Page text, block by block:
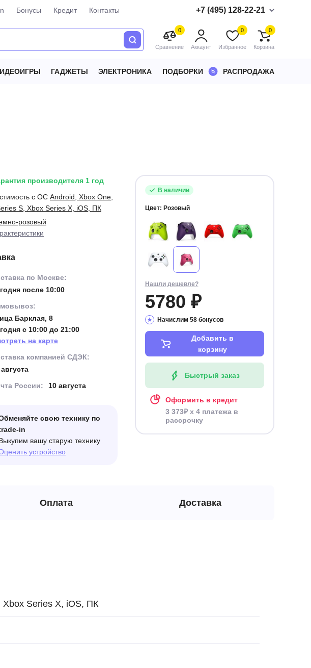
Бонусы Кредит Контакты +7 (495) 128-22-21
0
Сравнение Аккаунт
0
Избранное
0
Корзина
ГАДЖЕТЫ ЭЛЕКТРОНИКА ПОДБОРКИ РАСПРОДАЖА
производителя 1 год
с ОС Android, Xbox One,
S, Xbox Series X, iOS, ПК
розовый
по Москве:
после 10:00
Барклая, 8
с 10:00 до 21:00
на карте
компанией СДЭК:
России:
10 августа
свою технику по
in
вашу старую технику
устройство
В наличии
Цвет: Розовый
Нашли дешевле?
5780 ₽
Начислим 58 бонусов
Добавить в
корзину
Быстрый заказ
Оформить в кредит
3 373₽ x 4 платежа в
рассрочку
Оплата Доставка
Xbox Series X, iOS, ПК